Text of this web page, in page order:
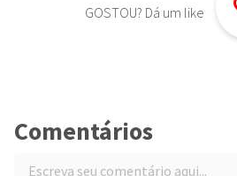
GOSTOU? Dá um like
Comentários